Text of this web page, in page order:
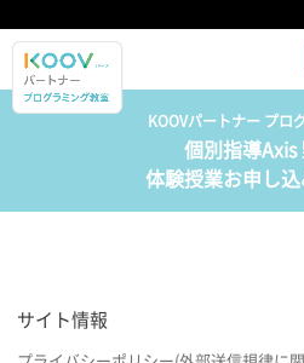
プログラミング教室とは
カリキュラム紹介
サポート
KOOVパートナー プロ
個別指導Axis
体験授業お申し
サイト情報